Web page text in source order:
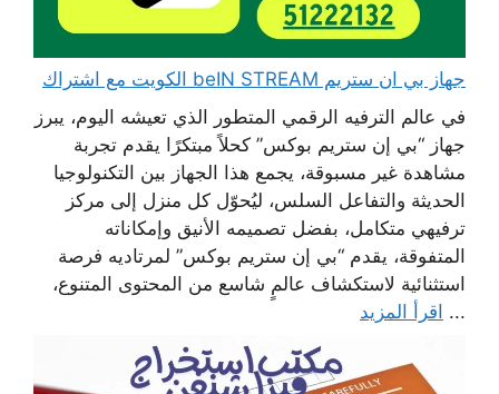
جهاز بي ان ستريم beIN STREAM الكويت مع اشتراك
في عالم الترفيه الرقمي المتطور الذي تعيشه اليوم، يبرز
جهاز “بي إن ستريم بوكس” كحلاً مبتكرًا يقدم تجربة
مشاهدة غير مسبوقة، يجمع هذا الجهاز بين التكنولوجيا
الحديثة والتفاعل السلس، ليُحوّل كل منزل إلى مركز
ترفيهي متكامل، بفضل تصميمه الأنيق وإمكاناته
المتفوقة، يقدم “بي إن ستريم بوكس” لمرتاديه فرصة
استثنائية لاستكشاف عالمٍ شاسع من المحتوى المتنوع،
... اقرأ المزيد